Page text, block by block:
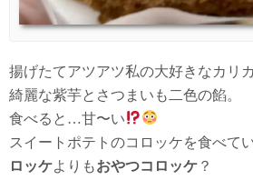
揚げたてアツアツ私の大好きなカリ
綺麗な紫芋とさつまいも二色の餡。
食べると…甘〜い
スイートポテトのコロッケを食べて
ロッケよりもおやつコロッケ ？